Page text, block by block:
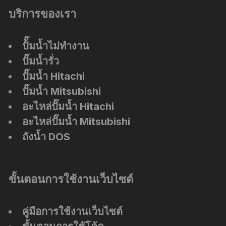
บริการของเรา
ปัั๊มน้ำไม่ทำงาน
ปั๊มน้ำรั่ว
ปั๊มน้ำ Hitachi
ปั๊มน้ำ Mitsubishi
อะไหล่ปั๊มน้ำ Hitachi
อะไหล่ปั๊มน้ำ Mitsubishi
ถังน้ำ DOS
ขั้นตอนการใช้งานเว็บไซต์
คู่มือการใช้งานเว็บไซต์